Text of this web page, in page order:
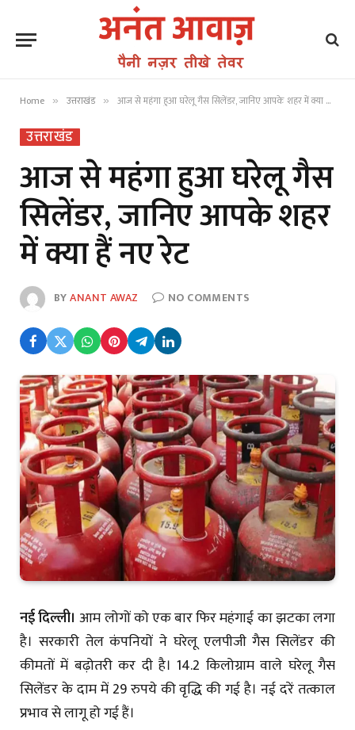
Home » उत्तराखंड » आज से महंगा हुआ घरेलू गैस सिलेंडर, जानिए आपके शहर में क्या हैं नए रेट
उत्तराखंड
आज से महंगा हुआ घरेलू गैस
सिलेंडर, जानिए आपके शहर
में क्या हैं नए रेट
BYANANT AWAZ NO COMMENTS
नई दिल्ली।आम लोगों को एक बार फिर महंगाई का झटका लगा
है। सरकारी तेल कंपनियों ने घरेलू एलपीजी गैस सिलेंडर की
कीमतों में बढ़ोतरी कर दी है। 14.2 किलोग्राम वाले घरेलू गैस
सिलेंडर के दाम में 29 रुपये की वृद्धि की गई है। नई दरें तत्काल
प्रभाव से लागू हो गई हैं।